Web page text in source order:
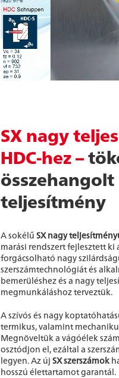
SX nagy
HDC-hez –
teljesítmény
A sokélű SX nagy
marási rendszert fejlesztett ki
forgácsolható nagy
szerszámtechnológiát és
bemerüléshez és a nagy
megmunkáláshoz terveztük.
A szívós és nagy
termikus, valamint
Megnöveltük a vágóélek
osztódjon el, ezáltal a
legyen. Az új SX szerszámok
hosszú élettartamot garantál.